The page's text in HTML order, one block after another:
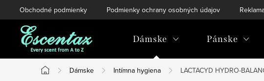
na
Obchodné podmienky Podmienky ochrany osobných údajov
Dámske Pánske
Domov
Dámske Intímna hygiena LACTACYD HYDRO-